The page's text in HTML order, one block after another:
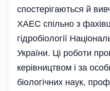
спостерігаються й
ХАЕС спільно з
гідробіології
України. Ці роботи
керівництвом і за
біологічних наук,